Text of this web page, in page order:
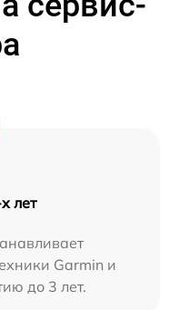
лет
Garmin и
до 3 лет.